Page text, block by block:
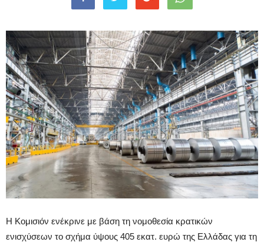
Η Κομισιόν ενέκρινε με βάση τη νομοθεσία κρατικών
ενισχύσεων το σχήμα ύψους 405 εκατ. ευρώ της Ελλάδας για τη